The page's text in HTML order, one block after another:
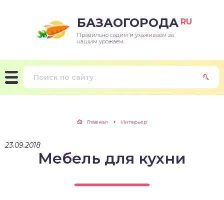
БАЗАОГОРОДА RU
Правильно садим и ухаживаем за
нашим урожаем.
Главная Интерьер
23.09.2018
Мебель для кухни